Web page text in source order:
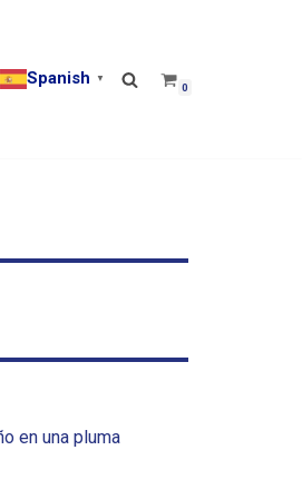
Spanish ▼
0
en una pluma